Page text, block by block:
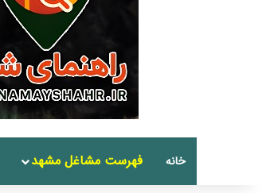
خانه فهرست مشاغل مشهد